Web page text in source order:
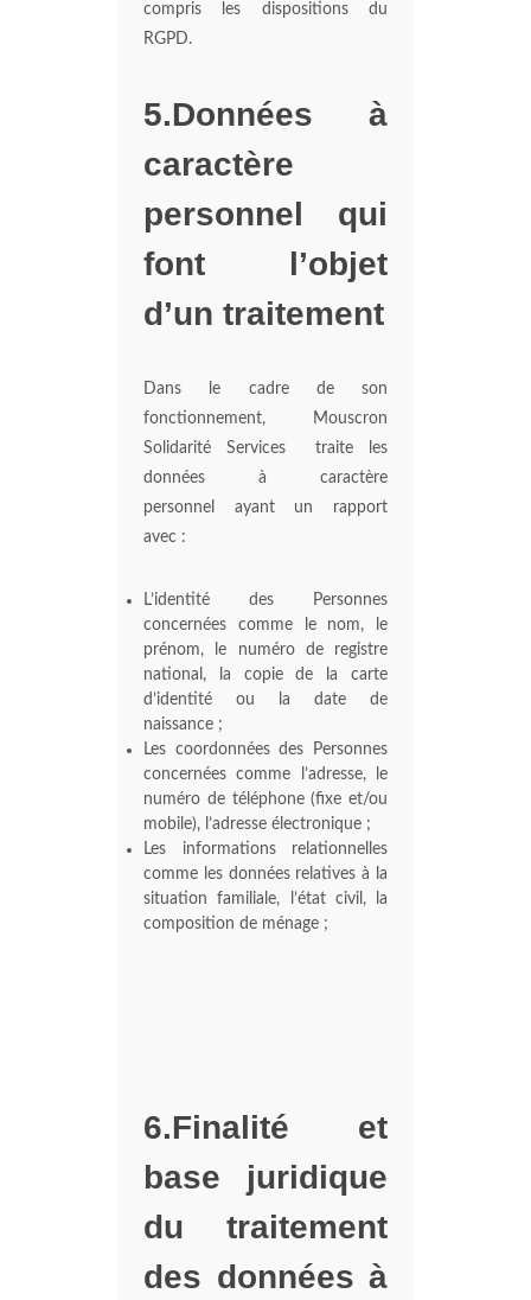
compris les dispositions du
RGPD.
5.Données à
caractère
personnel qui
font l’objet
d’un traitement
Dans le cadre de son
fonctionnement, Mouscron
Solidarité Services traite les
données à caractère
personnel ayant un rapport
avec :
L’identité des Personnes
concernées comme le nom, le
prénom, le numéro de registre
national, la copie de la carte
d’identité ou la date de
naissance ;
Les coordonnées des Personnes
concernées comme l’adresse, le
numéro de téléphone (fixe et/ou
mobile), l’adresse électronique ;
Les informations relationnelles
comme les données relatives à la
situation familiale, l’état civil, la
composition de ménage ;
6.Finalité et
base juridique
du traitement
des données à